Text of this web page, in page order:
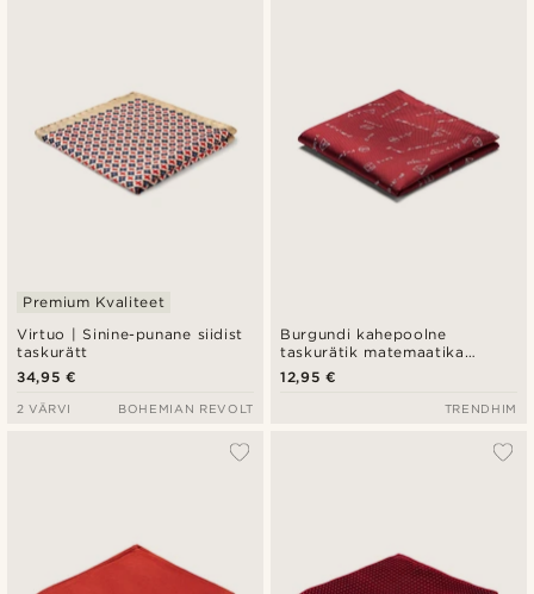
Virtuo | Sinine-punane siidist
taskurätt
Premium Kvaliteet
34,95 €
2 VÄRVI BOHEMIAN REVOLT
Burgundi kahepoolne
taskurätik matemaatika
võrranditega
12,95 €
TRENDHIM